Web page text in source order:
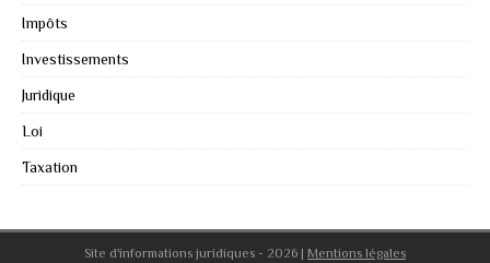
Impôts
Investissements
Juridique
Loi
Taxation
Site d'informations juridiques - 2026 | Mentions légales